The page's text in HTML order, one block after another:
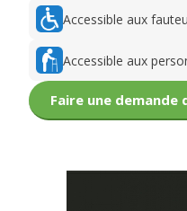
Accessible aux
Accessible aux
Faire une demande